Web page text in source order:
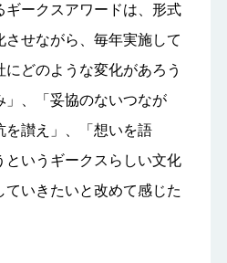
ギークスアワードは、形式
せながら、毎年実施して
どのような変化があろう
」、「妥協のないつなが
を讃え」、「想いを語
というギークスらしい文化
ていきたいと改めて感じた